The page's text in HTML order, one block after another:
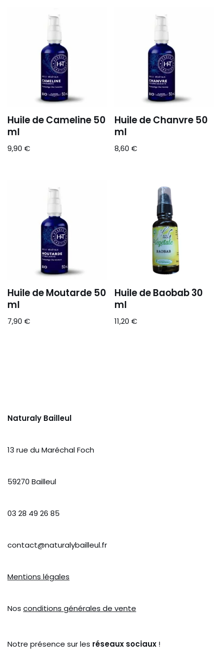
Huile de Cameline 50
ml
9,90 €
Huile de Chanvre 50
ml
8,60€
Huile de Moutarde 50
ml
7,90 €
Huile de Baobab 30
ml
11,20€
Naturaly Bailleul
13 rue du Maréchal Foch
59270 Bailleul
03 28 49 26 85
contact@naturalybailleul.fr
Mentions légales
Nos conditions générales de vente
Notre présence sur les réseaux sociaux !